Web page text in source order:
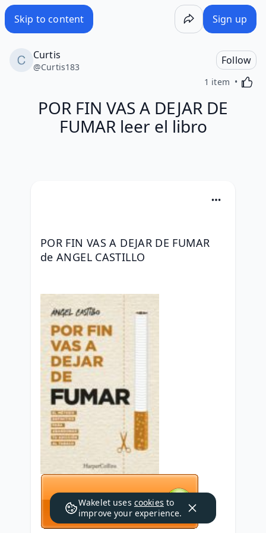
Skip to content Sign up
Curtis
@Curtis183
Follow
1 item
POR FIN VAS A DEJAR DE
FUMAR leer el libro
POR FIN VAS A DEJAR DE FUMAR
de ANGEL CASTILLO
Wakelet uses cookies to
improve your experience.